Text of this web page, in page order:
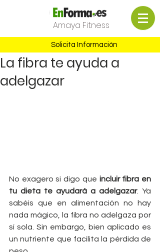
Amaya Fitness
Solicita Información
La fibra te ayuda a
adelgazar
No exagero si digo que incluir fibra en
tu dieta te ayudará a adelgazar. Ya
sabéis que en alimentación no hay
nada mágico, la fibra no adelgaza por
sí sola. Sin embargo, bien aplicado es
un nutriente que facilita la pérdida de